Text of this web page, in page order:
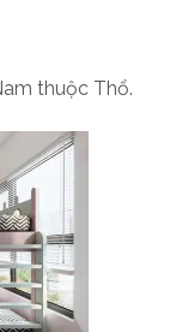
thuộc Thổ.